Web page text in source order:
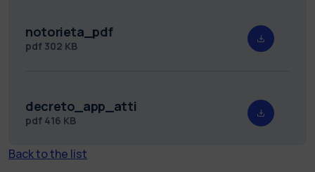
notorieta_pdf
pdf 302 KB
decreto_app_atti
pdf 416 KB
Back to the list